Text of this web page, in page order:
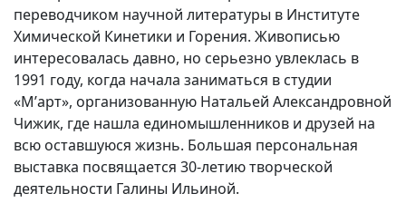
переводчиком научной литературы в Институте
Химической Кинетики и Горения. Живописью
интересовалась давно, но серьезно увлеклась в
1991 году, когда начала заниматься в студии
«М’арт», организованную Натальей Александровной
Чижик, где нашла единомышленников и друзей на
всю оставшуюся жизнь. Большая персональная
выставка посвящается 30-летию творческой
деятельности Галины Ильиной.